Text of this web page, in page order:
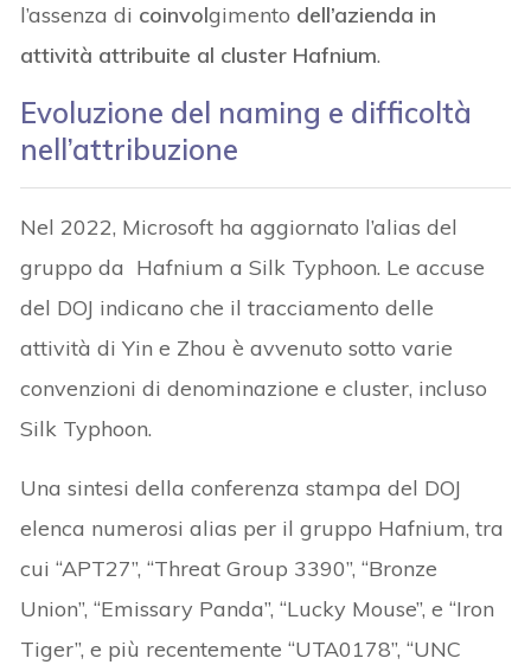
l’assenza di coinvolgimento dell’azienda in
attività attribuite al cluster Hafnium.
Evoluzione del naming e difficoltà
nell’attribuzione
Nel 2022, Microsoft ha aggiornato l’alias del
gruppo da Hafnium a Silk Typhoon. Le accuse
del DOJ indicano che il tracciamento delle
attività di Yin e Zhou è avvenuto sotto varie
convenzioni di denominazione e cluster, incluso
Silk Typhoon.
Una sintesi della conferenza stampa del DOJ
elenca numerosi alias per il gruppo Hafnium, tra
cui “APT27”, “Threat Group 3390”, “Bronze
Union”, “Emissary Panda”, “Lucky Mouse”, e “Iron
Tiger”, e più recentemente “UTA0178”, “UNC